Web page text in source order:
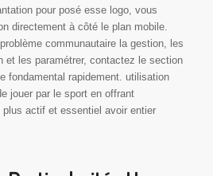
pour posé esse logo, vous
directement à côté le plan mobile.
communautaire la gestion, les
et les paramétrer, contactez le section
fondamental rapidement. utilisation
jouer par le sport en offrant
actif et essentiel avoir entier